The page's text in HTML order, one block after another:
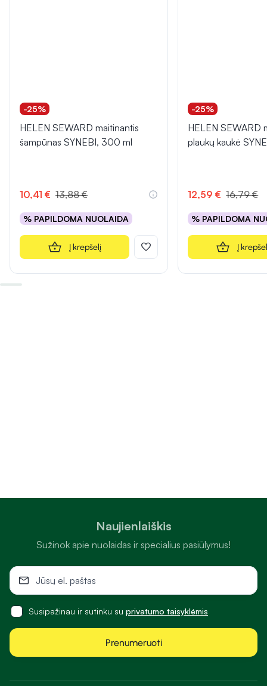
-25%
HELEN SEWARD maitinantis
šampūnas SYNEBI, 300 ml
10,41 € 13,88 €
% PAPILDOMA NUOLAIDA
Į krepšelį
-25%
HELEN SEWARD
plaukų kaukė
12,59 € 16,79 €
% PAPILDOMA
Į
Naujienlaiškis
Sužinok apie nuolaidas ir specialius pasiūlymus!
Susipažinau ir sutinku su privatumo taisyklėmis
Prenumeruoti